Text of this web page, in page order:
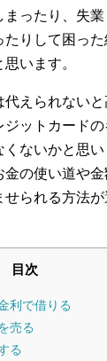
ったり、失
りして困っ
います。
えられない
ットカード
ないかと思
金の使い道や
られる方法
目次
利で借りる
売る
る